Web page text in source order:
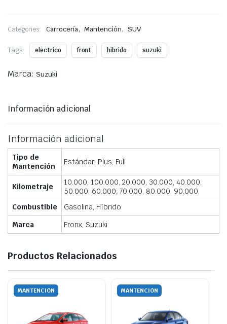
Categories: Carrocería, Mantención, SUV
Tags: electrico front hibrido suzuki
Marca: Suzuki
Información adicional
Información adicional
Tipo de
Mantención
Estándar, Plus, Full
Kilometraje
10.000, 100.000, 20.000, 30.000, 40.000,
50.000, 60.000, 70.000, 80.000, 90.000
Combustible
Gasolina, Híbrido
Marca
Fronx, Suzuki
Productos Relacionados
MANTENCIÓN MANTENCIÓN